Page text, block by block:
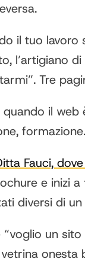
il tuo
l’artigiano
Tre
quando il web
Fauci,
e inizi
diversi di
un